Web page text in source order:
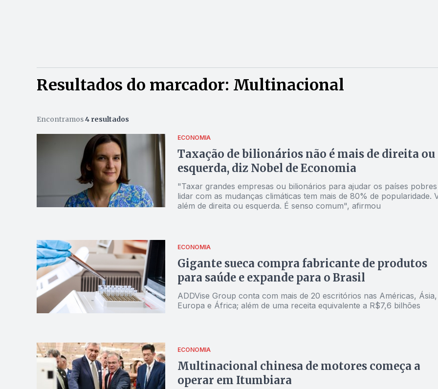
Resultados do marcador: Multinacional
Encontramos4 resultados
ECONOMIA
Taxação de bilionários não é mais de direita ou
esquerda, diz Nobel de Economia
"Taxar grandes empresas ou bilionários para ajudar os países
lidar com as mudanças climáticas tem mais de 80% de popularidade.
além de direita ou esquerda. É senso comum", afirmou
ECONOMIA
Gigante sueca compra fabricante de produtos
para saúde e expande para o Brasil
ADDVise Group conta com mais de 20 escritórios nas Américas, Ásia,
Europa e África; além de uma receita equivalente a R$7,6 bilhões
ECONOMIA
Multinacional chinesa de motores começa a
operar em Itumbiara